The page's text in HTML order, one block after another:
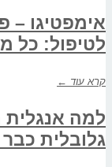
אימפטיגו
לטיפול: כל
קרא עוד ←
למה
גלובלית